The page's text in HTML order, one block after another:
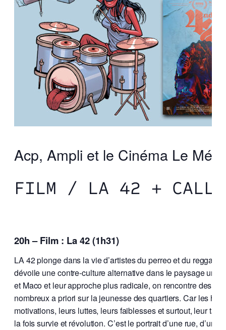
Acp, Ampli et le Cinéma Le
FILM / LA 42 + CALLE
20h – Film : La 42 (1h31)
LA 42 plonge dans la vie d’artistes du perreo et du
dévoile une contre-culture alternative dans le paysage
et Maco et leur approche plus radicale, on rencontre des
nombreux a priori sur la jeunesse des quartiers. Car les
motivations, leurs luttes, leurs faiblesses et surtout, leur
la fois survie et révolution. C’est le portrait d’une rue,